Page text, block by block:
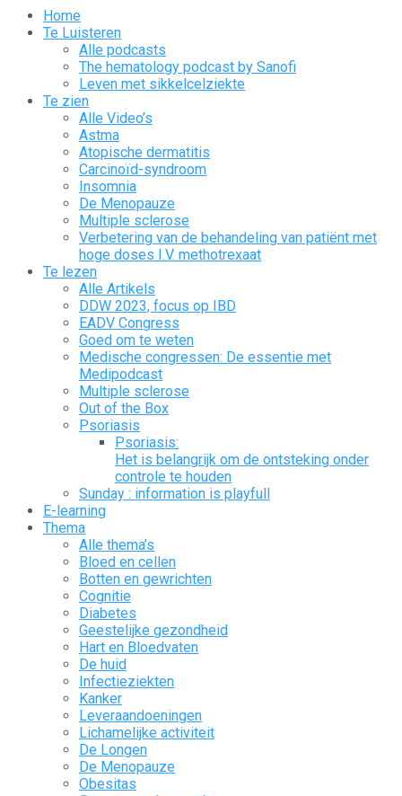
Home
Te Luisteren
Alle podcasts
The hematology podcast by Sanofi
Leven met sikkelcelziekte
Te zien
Alle Video’s
Astma
Atopische dermatitis
Carcinoïd-syndroom
Insomnia
De Menopauze
Multiple sclerose
Verbetering van de behandeling van patiënt met
hoge doses I.V. methotrexaat
Te lezen
Alle Artikels
DDW 2023, focus op IBD
EADV Congress
Goed om te weten
Medische congressen: De essentie met
Medipodcast
Multiple sclerose
Out of the Box
Psoriasis
Psoriasis:
Het is belangrijk om de ontsteking onder
controle te houden
Sunday : information is playfull
E-learning
Thema
Alle thema’s
Bloed en cellen
Botten en gewrichten
Cognitie
Diabetes
Geestelijke gezondheid
Hart en Bloedvaten
De huid
Infectieziekten
Kanker
Leveraandoeningen
Lichamelijke activiteit
De Longen
De Menopauze
Obesitas